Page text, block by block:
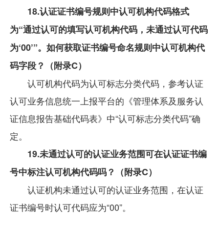
18.认证证书编号规则中认可机构代码格式
为“通过认可的填写认可机构代码，未通过认可代码
为‘00’”。如何获取证书编号命名规则中认可机构代
码字段？（附录C）
认可机构代码为认可标志分类代码，参考认证
认可业务信息统一上报平台的《管理体系及服务认
证信息报告基础代码表》中“认可标志分类代码”确
定。
19.未通过认可的认证业务范围可在认证证书编
号中标注认可机构代码吗？（附录C）
认证机构未通过认可的认证业务范围，在认证
证书编号时认可代码应为“00”。